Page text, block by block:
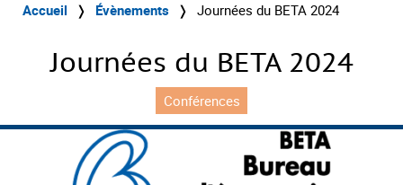
Accueil ❭ Évènements ❭ Journées du BETA 2024
Journées du BETA 2024
Conférences